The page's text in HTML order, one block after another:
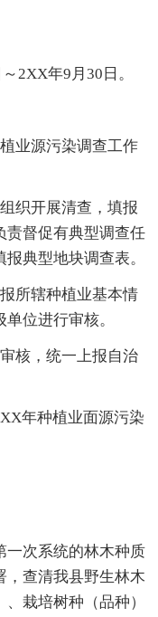
2XX年9月30日。
业源污染调查工作
织开展清查，填报
责督促有典型调查任
典型地块调查表。
所辖种植业基本情
位进行审核。
核，统一上报自治
年种植业面源污染
一次系统的林木种质
，查清我县野生林木
栽培树种（品种）